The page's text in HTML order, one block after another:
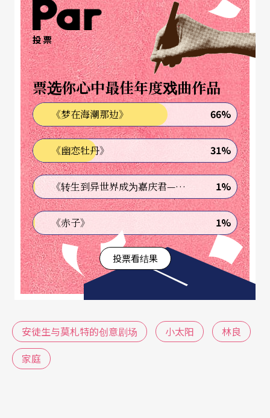
版，都掌握故事由房间启始的意义，区隔屋里屋
外，阴湿城市与温暖家屋。作家另一珍视篇章为
〈小太阳〉，两次舞台版本皆善用此篇，并皆撷取
〈南下找太阳〉的故事，使原书「小太阳」的象征
意义得以具体化。而新版更突显阳光的无所不在，
月色也透过小演员之口定义为「夜晚的太阳」；林
良在书中所述「书桌上开凤梨罐头」一句，戏剧透
过「访问师母」的方式带出〈滋味〉一曲，新版更
在戏剧首尾的夫妻对话中皆加入此桥段，凤梨罐头
曾是台湾的黄金传奇，颇有突显家庭生活金澄酸甜
及台湾时空背景的效果，且与「小太阳」互为辉
映。
投票
票选你心中最佳年度戏曲作品
《梦在海潮那边》 66%
《幽恋牡丹》 31%
《转生到异世界成为嘉庆君—发现我的祖先是诈骗集团!?》 1%
《赤子》 1%
投票看结果
安徒生与莫札特的创意剧场 小太阳
林良
家庭